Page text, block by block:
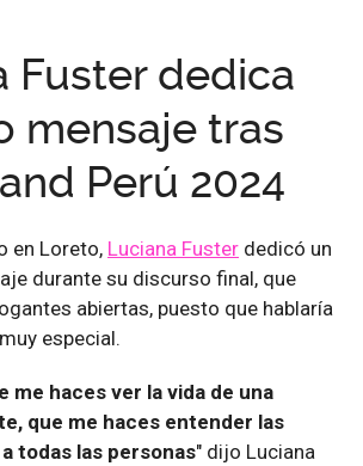
Fuster dedica
mensaje tras
Perú 2024
en Loreto, Luciana Fuster dedicó un
durante su discurso final, que
abiertas, puesto que hablaría
especial.
me haces ver la vida de una
que me haces entender las
todas las personas" dijo Luciana